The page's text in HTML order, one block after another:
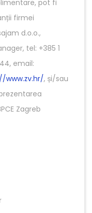
pot fi
firmei
d.o.o.,
tel: +385 1
email:
www.zv.hr/, și/sau
Zagreb